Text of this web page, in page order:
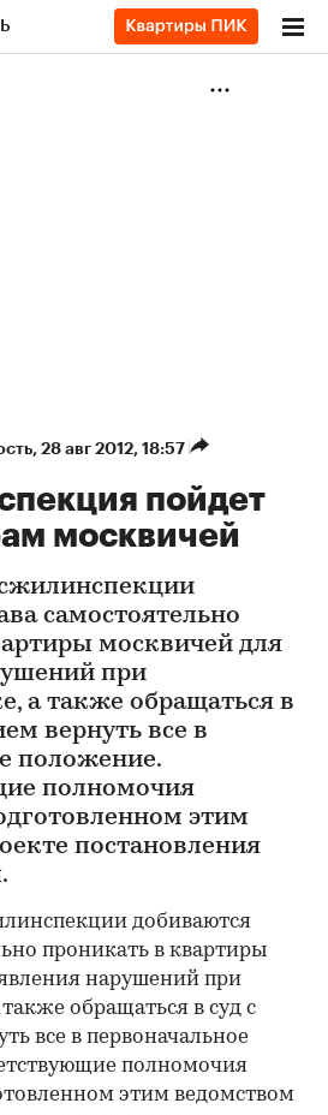
⁠, 28 авг 2012, 18:57
пойдет
москвичей
самостоятельно
москвичей для
при
а также обращаться в
вернуть все в
положение.
полномочия
этим
постановления
добиваются
проникать в квартиры
нарушений при
обращаться в суд с
все в первоначальное
полномочия
этим ведомством